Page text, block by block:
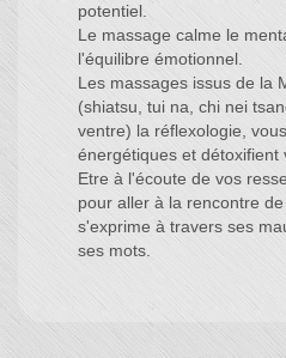
potentiel.
Le massage calme le
l'équilibre émotionnel.
Les massages issus de la
(shiatsu, tui na, chi nei
ventre) la réflexologie,
énergétiques et détoxifient
Etre à l'écoute de vos
pour aller à la rencontre
s'exprime à travers ses
ses mots.